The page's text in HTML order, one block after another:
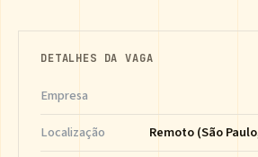
DETALHES DA VAGA
Empresa
Localização
Remoto (São